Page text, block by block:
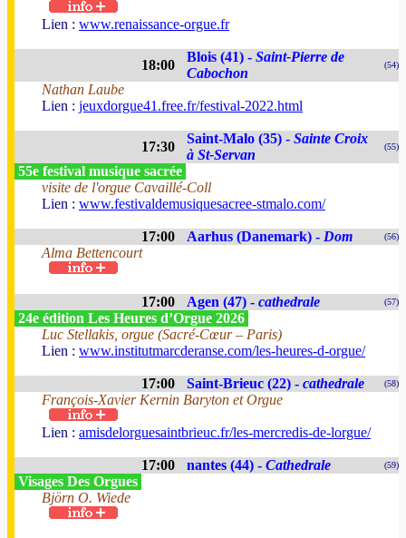
Lien : www.renaissance-orgue.fr
18:00
Blois (41) - Saint-Pierre de
Cabochon
(54)
Nathan Laube
Lien : jeuxdorgue41.free.fr/festival-2022.html
17:30
Saint-Malo (35) - Sainte Croix
à St-Servan
(55)
55e festival musique sacrée
visite de l'orgue Cavaillé-Coll
Lien : www.festivaldemusiquesacree-stmalo.com/
17:00 Aarhus (Danemark) - Dom (56)
Alma Bettencourt
17:00 Agen (47) - cathedrale (57)
24e édition Les Heures d’Orgue 2026
Luc Stellakis, orgue (Sacré-Cœur – Paris)
Lien : www.institutmarcderanse.com/les-heures-d-orgue/
17:00 Saint-Brieuc (22) - cathedrale (58)
François-Xavier Kernin Baryton et Orgue
Lien : amisdelorguesaintbrieuc.fr/les-mercredis-de-lorgue/
17:00 nantes (44) - Cathedrale (59)
Visages Des Orgues
Björn O. Wiede